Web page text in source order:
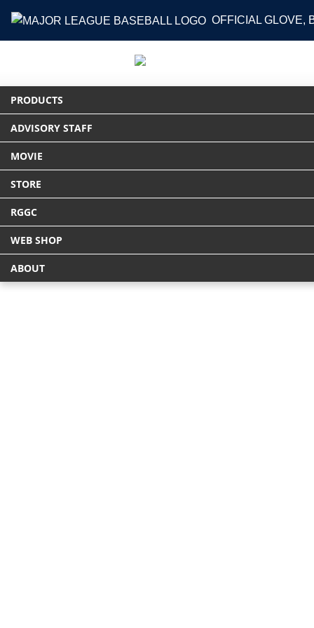
OFFICIAL GLOVE,
PRODUCTS
ADVISORY STAFF
MOVIE
STORE
RGGC
WEB SHOP
ABOUT
HOME PRODUCTS グラブ 硬式